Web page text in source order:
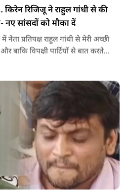
रिजिजू ने राहुल गांधी से की
नए सांसदों को मौका दें
प्रतिपक्ष राहुल गांधी से मेरी अच्छी
बाकि विपक्षी पार्टियों से बात करते